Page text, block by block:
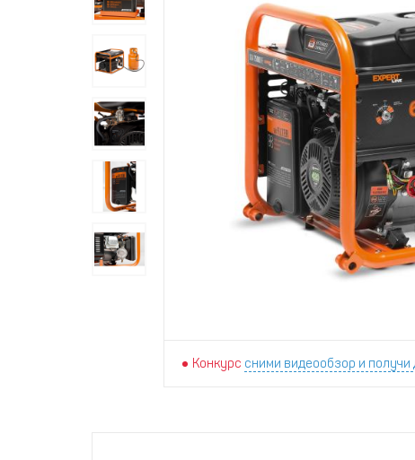
Конкурс сними видеообзор и получи